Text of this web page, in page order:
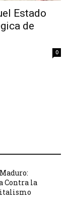
Estado
de
0
Contra la